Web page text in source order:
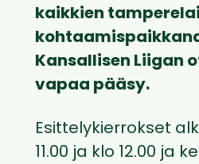
kaikkien
Kansallisen Liigan
vapaa pääsy.
Esittelykierrokset
11.00 ja klo 12.00 ja